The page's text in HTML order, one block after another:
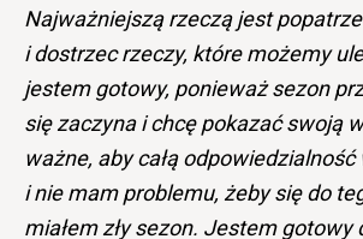
Najważniejszą rzeczą jest
i dostrzec rzeczy, które możemy
jestem gotowy, ponieważ sezon
się zaczyna i chcę pokazać swoją
ważne, aby całą odpowiedzialność
i nie mam problemu, żeby się do
miałem zły sezon. Jestem gotowy